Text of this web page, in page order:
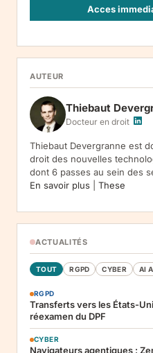
Acces
05120, Lituanie. Finalite :
de nos communications. Base
(hebergement), Amazon SES
jusqu'a desinscription. Droits :
limitation, opposition,
Reclamation :.
AUTEUR
Thiebaut
Docteur en droit
Thiebaut Devergranne est
droit des nouvelles
dont 6 passes au sein des
En savoir plus
These
ACTUALITÉS
TOUT RGPD CYBER AI
RGPD
Transferts vers les États-
réexamen du DPF
CYBER
Navigateurs agentiques :